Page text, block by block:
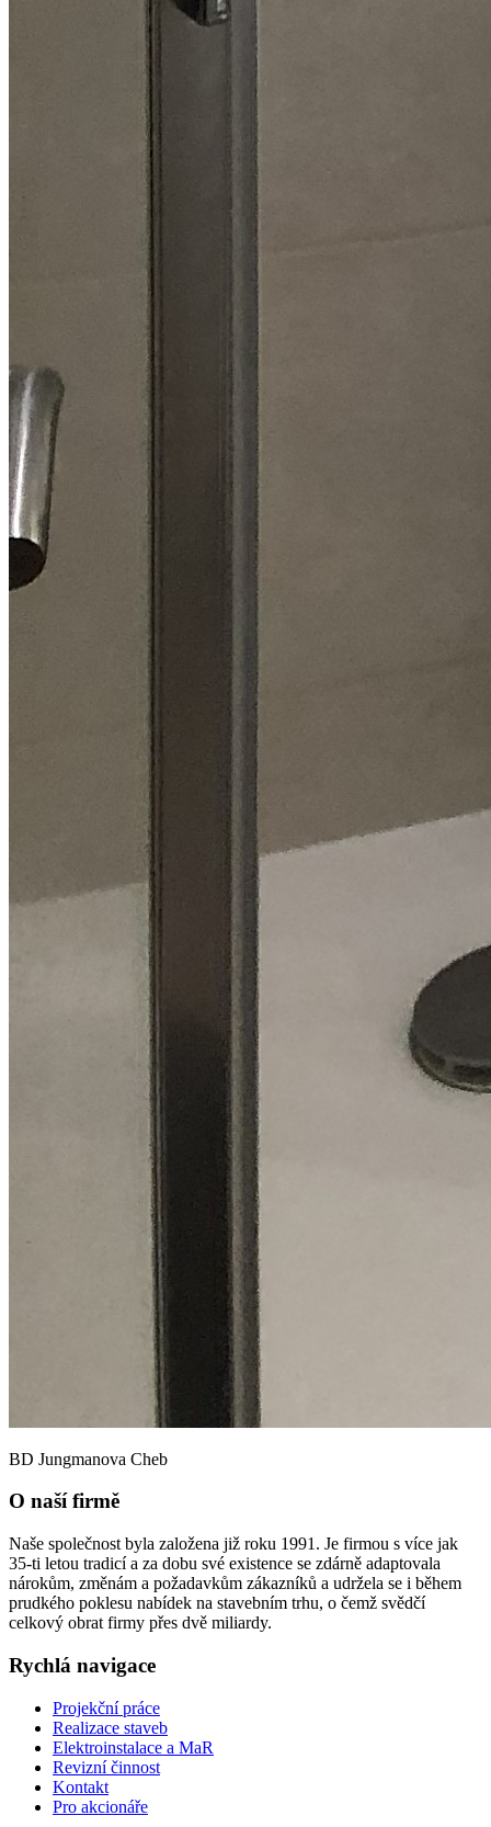
BD Jungmanova Cheb
O naší firmě
Naše společnost byla založena již roku 1991. Je firmou s více jak
35-ti letou tradicí a za dobu své existence se zdárně adaptovala
nárokům, změnám a požadavkům zákazníků a udržela se i během
prudkého poklesu nabídek na stavebním trhu, o čemž svědčí
celkový obrat firmy přes dvě miliardy.
Rychlá navigace
Projekční práce
Realizace staveb
Elektroinstalace a MaR
Revizní činnost
Kontakt
Pro akcionáře